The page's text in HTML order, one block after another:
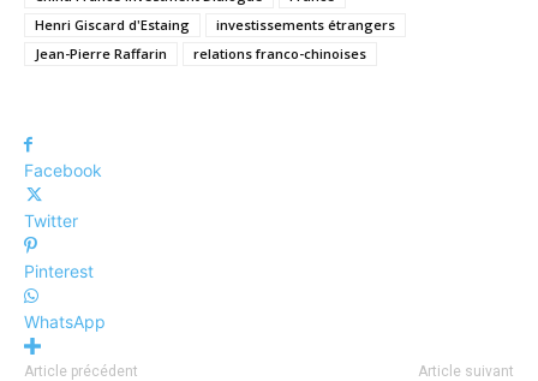
Henri Giscard d'Estaing
investissements étrangers
Jean-Pierre Raffarin
relations franco-chinoises
Facebook
Twitter
Pinterest
WhatsApp
Article précédent Article suivant